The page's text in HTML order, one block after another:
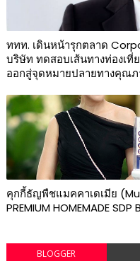
ททท. เดินหน้ารุกตลาด
บริษัท ทดสอบเส้นทางท่องเ
ออกสู่จุดหมายปลายทางคุณ
คุกกี้ธัญพืชแมคคาเดเมีย
PREMIUM HOMEMADE
BLOGGER